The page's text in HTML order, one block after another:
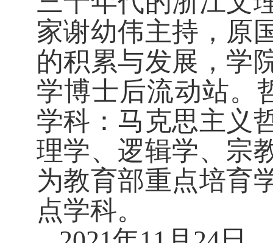
家谢幼伟主持，原
的积累与发展，学
学博士后流动站。
学科：马克思主义
理学、逻辑学、宗
为教育部重点培育
点学科。